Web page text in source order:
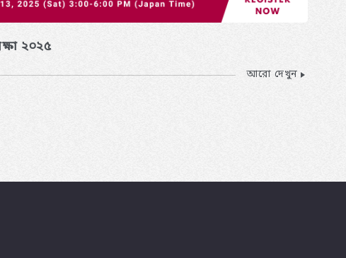
২০২৫
আরো দেখুন